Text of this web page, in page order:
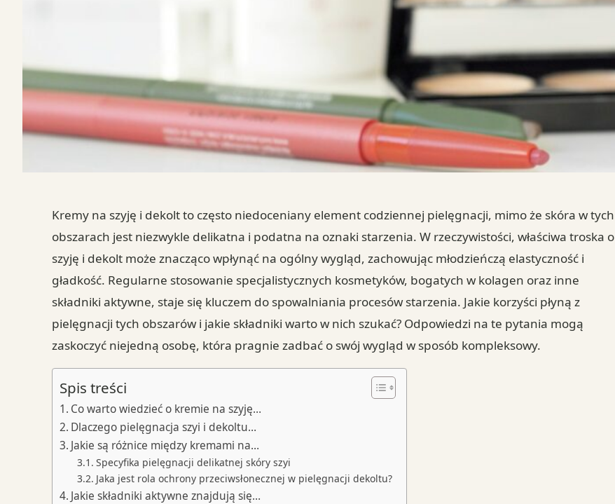
Kremy na szyję i dekolt to często niedoceniany element codziennej pielęgnacji, mimo że skóra w tych
obszarach jest niezwykle delikatna i podatna na oznaki starzenia. W rzeczywistości, właściwa troska o
szyję i dekolt może znacząco wpłynąć na ogólny wygląd, zachowując młodzieńczą elastyczność i
gładkość. Regularne stosowanie specjalistycznych kosmetyków, bogatych w kolagen oraz inne
składniki aktywne, staje się kluczem do spowalniania procesów starzenia. Jakie korzyści płyną z
pielęgnacji tych obszarów i jakie składniki warto w nich szukać? Odpowiedzi na te pytania mogą
zaskoczyć niejedną osobę, która pragnie zadbać o swój wygląd w sposób kompleksowy.
Spis treści
Co warto wiedzieć o kremie na szyję…
Dlaczego pielęgnacja szyi i dekoltu…
Jakie są różnice między kremami na…
Specyfika pielęgnacji delikatnej skóry szyi
Jaka jest rola ochrony przeciwsłonecznej w pielęgnacji dekoltu?
Jakie składniki aktywne znajdują się…